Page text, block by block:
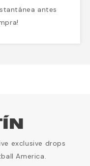
antes
exclusive drops
America.